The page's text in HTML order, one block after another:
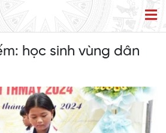
học sinh vùng dân